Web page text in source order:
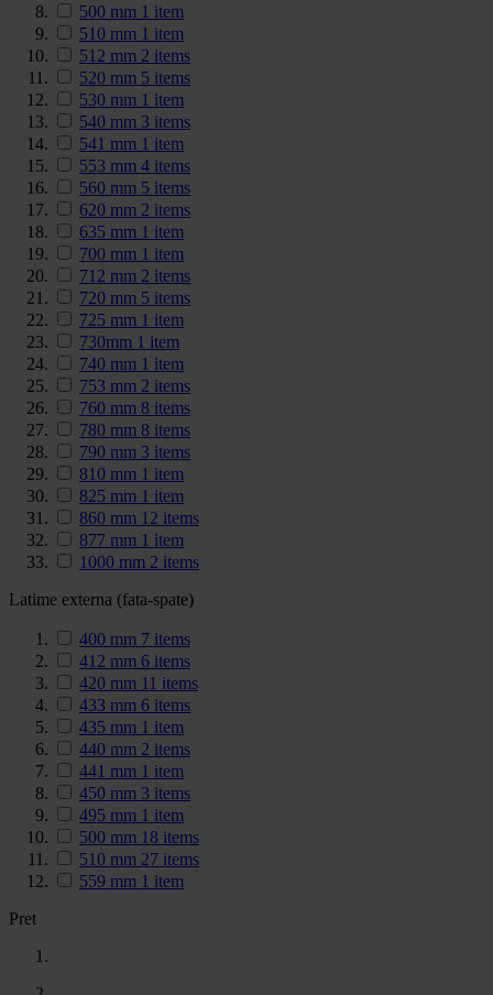
500 mm 1 item
510 mm 1 item
512 mm 2 items
520 mm 5 items
530 mm 1 item
540 mm 3 items
541 mm 1 item
553 mm 4 items
560 mm 5 items
620 mm 2 items
635 mm 1 item
700 mm 1 item
712 mm 2 items
720 mm 5 items
725 mm 1 item
730mm 1 item
740 mm 1 item
753 mm 2 items
760 mm 8 items
780 mm 8 items
790 mm 3 items
810 mm 1 item
825 mm 1 item
860 mm 12 items
877 mm 1 item
1000 mm 2 items
Latime externa (fata-spate)
400 mm 7 items
412 mm 6 items
420 mm 11 items
433 mm 6 items
435 mm 1 item
440 mm 2 items
441 mm 1 item
450 mm 3 items
495 mm 1 item
500 mm 18 items
510 mm 27 items
559 mm 1 item
Pret